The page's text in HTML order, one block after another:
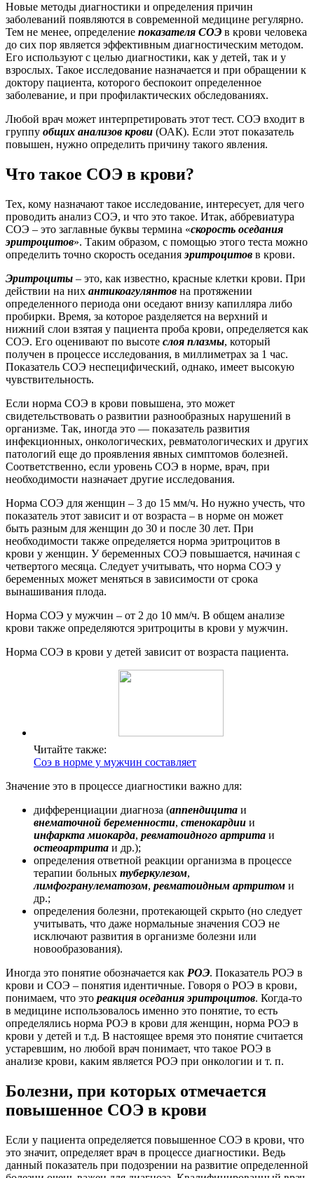
Новые методы диагностики и определения причин
заболеваний появляются в современной медицине регулярно.
Тем не менее, определение показателя СОЭ в крови человека
до сих пор является эффективным диагностическим методом.
Его используют с целью диагностики, как у детей, так и у
взрослых. Такое исследование назначается и при обращении к
доктору пациента, которого беспокоит определенное
заболевание, и при профилактических обследованиях.
Любой врач может интерпретировать этот тест. СОЭ входит в
группу общих анализов крови (ОАК). Если этот показатель
повышен, нужно определить причину такого явления.
Что такое СОЭ в крови?
Тех, кому назначают такое исследование, интересует, для чего
проводить анализ СОЭ, и что это такое. Итак, аббревиатура
СОЭ – это заглавные буквы термина «скорость оседания
эритроцитов». Таким образом, с помощью этого теста можно
определить точно скорость оседанияэритроцитов в крови.
Эритроциты – это, как известно, красные клетки крови. При
действии на них антикоагулянтов на протяжении
определенного периода они оседают внизу капилляра либо
пробирки. Время, за которое разделяется на верхний и
нижний слои взятая у пациента проба крови, определяется как
СОЭ. Его оценивают по высоте слоя плазмы, который
получен в процессе исследования, в миллиметрах за 1 час.
Показатель СОЭ неспецифический, однако, имеет высокую
чувствительность.
Если норма СОЭ в крови повышена, это может
свидетельствовать о развитии разнообразных нарушений в
организме. Так, иногда это — показатель развития
инфекционных, онкологических, ревматологических и других
патологий еще до проявления явных симптомов болезней.
Соответственно, если уровень СОЭ в норме, врач, при
необходимости назначает другие исследования.
Норма СОЭ для женщин – 3 до 15 мм/ч. Но нужно учесть, что
показатель этот зависит и от возраста – в норме он может
быть разным для женщин до 30 и после 30 лет. При
необходимости также определяется норма эритроцитов в
крови у женщин. У беременных СОЭ повышается, начиная с
четвертого месяца. Следует учитывать, что норма СОЭ у
беременных может меняться в зависимости от срока
вынашивания плода.
Норма СОЭ у мужчин – от 2 до 10 мм/ч. В общем анализе
крови также определяются эритроциты в крови у мужчин.
Норма СОЭ в крови у детей зависит от возраста пациента.
Читайте также:
Соэ в норме у мужчин составляет
Значение это в процессе диагностики важно для:
дифференциации диагноза (аппендицита и
внематочной беременности, стенокардии и
инфаркта миокарда, ревматоидного артрита и
остеоартрита и др.);
определения ответной реакции организма в процессе
терапии больных туберкулезом,
лимфогранулематозом, ревматоидным артритом и
др.;
определения болезни, протекающей скрыто (но следует
учитывать, что даже нормальные значения СОЭ не
исключают развития в организме болезни или
новообразования).
Иногда это понятие обозначается как РОЭ. Показатель РОЭ в
крови и СОЭ – понятия идентичные. Говоря о РОЭ в крови,
понимаем, что это реакция оседания эритроцитов. Когда-то
в медицине использовалось именно это понятие, то есть
определялись норма РОЭ в крови для женщин, норма РОЭ в
крови у детей и т.д. В настоящее время это понятие считается
устаревшим, но любой врач понимает, что такое РОЭ в
анализе крови, каким является РОЭ при онкологии и т. п.
Болезни, при которых отмечается
повышенное СОЭ в крови
Если у пациента определяется повышенное СОЭ в крови, что
это значит, определяет врач в процессе диагностики. Ведь
данный показатель при подозрении на развитие определенной